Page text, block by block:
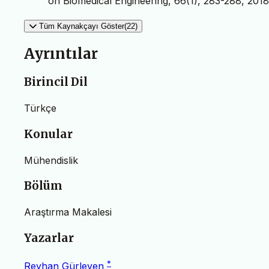
Tüm Kaynakçayı Göster(22)
Ayrıntılar
Birincil Dil
Türkçe
Konular
Mühendislik
Bölüm
Araştırma Makalesi
Yazarlar
Reyhan Gürleyen *